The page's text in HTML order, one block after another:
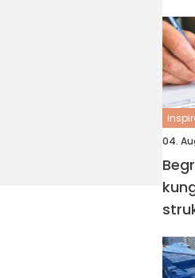
04.
en